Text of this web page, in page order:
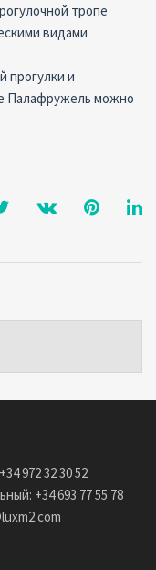
тропе
видами
прогулки и
Палафружель можно
972 32 30 52
+34 693 77 55 78